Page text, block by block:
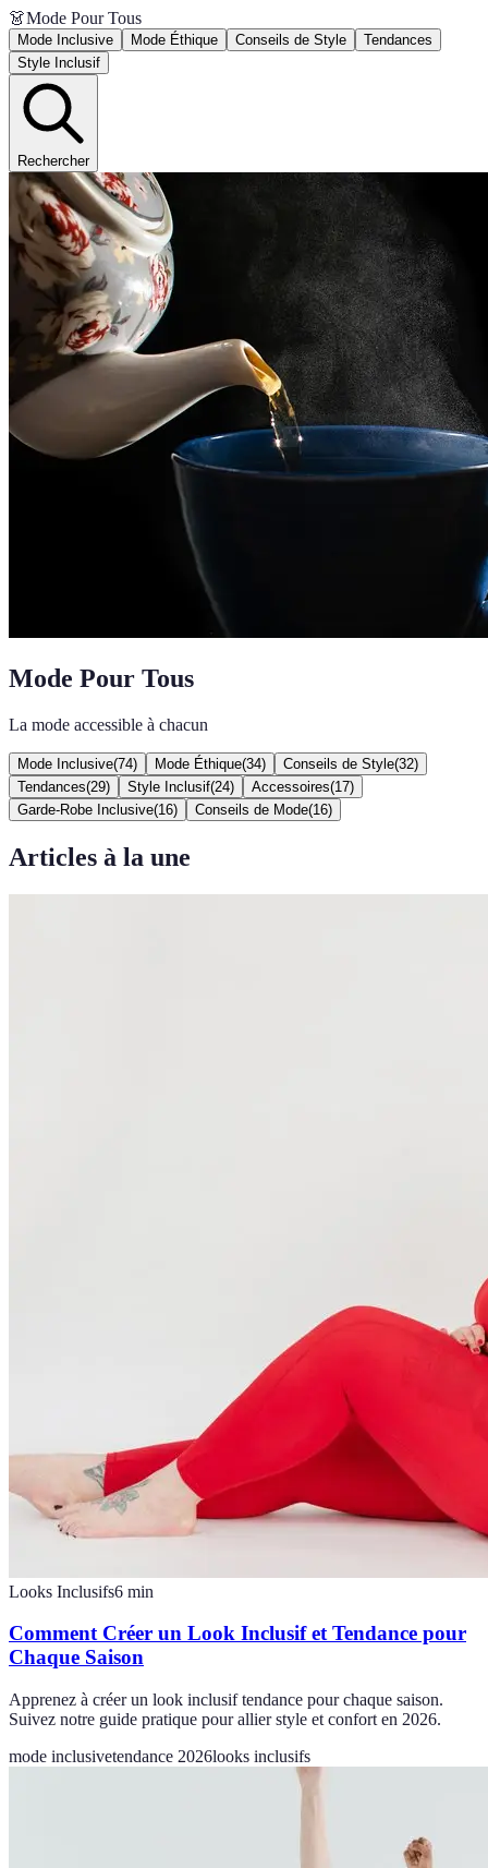
👗Mode Pour Tous
Mode Inclusive Mode Éthique Conseils de Style
Tendances
Style Inclusif
Rechercher
Mode Pour Tous
La mode accessible à chacun
Mode Inclusive(74) Mode Éthique(34) Conseils de Style(32)
Tendances(29) Style Inclusif(24) Accessoires(17)
Garde-Robe Inclusive(16) Conseils de Mode(16)
Articles à la une
Looks Inclusifs6 min
Comment Créer un Look Inclusif et Tendance pour
Chaque Saison
Apprenez à créer un look inclusif tendance pour chaque saison.
Suivez notre guide pratique pour allier style et confort en 2026.
mode inclusivetendance 2026looks inclusifs